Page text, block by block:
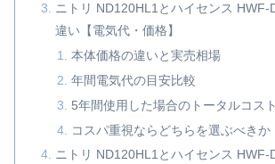
ニトリ ND120HL1とハイセンス HWF-
違い【電気代・価格】
本体価格の違いと実売相場
年間電気代の目安比較
5年間使用した場合のトータルコスト
コスパ重視ならどちらを選ぶべきか
ニトリ ND120HL1とハイセンス HWF-